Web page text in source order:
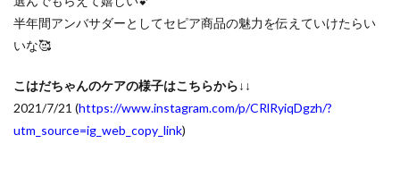
半年間アンバサダーとしてセピア商品の魅力を伝えていけたらい
いな🥰
こはだちゃんのケアの様子はこちらから↓↓
2021/7/21 (https://www.instagram.com/p/CRlRyiqDgzh/?
utm_source=ig_web_copy_link)